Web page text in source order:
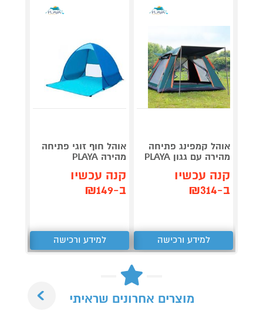
אוהל קמפינג פתיחה
מהירה עם גגון PLAYA
קנה עכשיו
ב-₪314
למידע ורכישה
אוהל חוף זוגי פתיחה
מהירה PLAYA
קנה עכשיו
ב-₪149
למידע ורכישה
מוצרים אחרונים שראיתי